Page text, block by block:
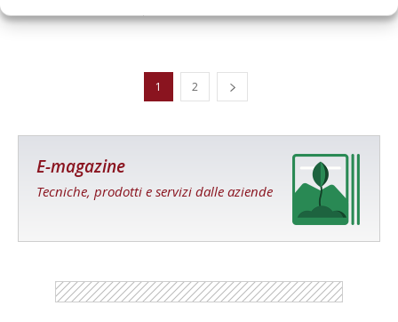
1 2
E-magazine
Tecniche, prodotti e servizi dalle aziende